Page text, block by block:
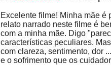
Excelente filme! Minha mãe é
relato narrado neste filme é
com a minha mãe. Digo
características peculiares.
com clareza, sentimento, dor
e o sofrimento que os